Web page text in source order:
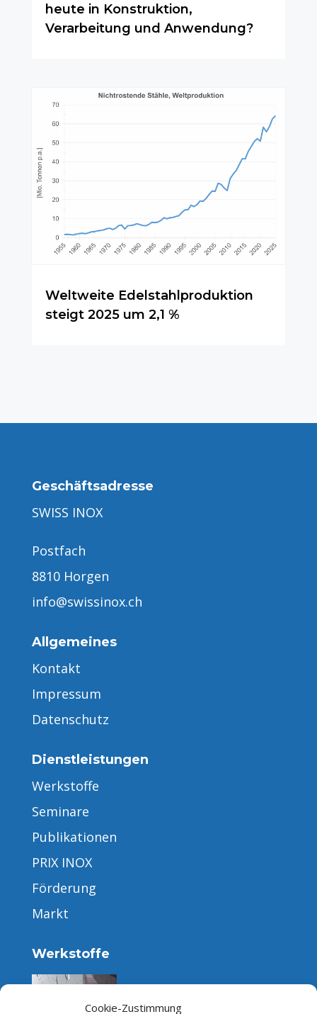
Cookie-Zustimmung
heute in Konstruktion,
Verarbeitung und Anwendung?
Weltweite Edelstahlproduktion
steigt 2025 um 2,1 %
Geschäftsadresse
SWISS INOX
Postfach
8810 Horgen
info@swissinox.ch
Allgemeines
Kontakt
Impressum
Datenschutz
Dienstleistungen
Werkstoffe
Seminare
Publikationen
PRIX INOX
Förderung
Markt
Werkstoffe